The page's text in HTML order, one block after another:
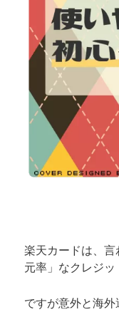
楽天カードは、
元率」なクレジッ
ですが意外と海外